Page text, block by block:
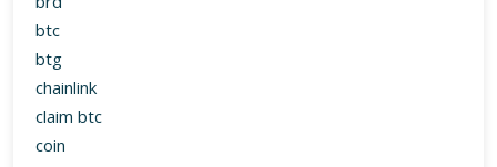
btc
btg
chainlink
claim btc
coin